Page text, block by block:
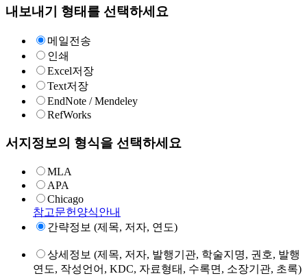
내보내기 형태를 선택하세요
메일전송
인쇄
Excel저장
Text저장
EndNote / Mendeley
RefWorks
서지정보의 형식을 선택하세요
MLA
APA
Chicago
참고문헌양식안내
간략정보 (제목, 저자, 연도)
상세정보 (제목, 저자, 발행기관, 학술지명, 권호, 발행
연도, 작성언어, KDC, 자료형태, 수록면, 소장기관, 초록)